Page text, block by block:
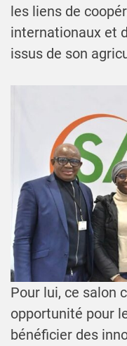
les liens de
internationaux et
issus de son
Pour lui, ce salon
opportunité pour
bénéficier des